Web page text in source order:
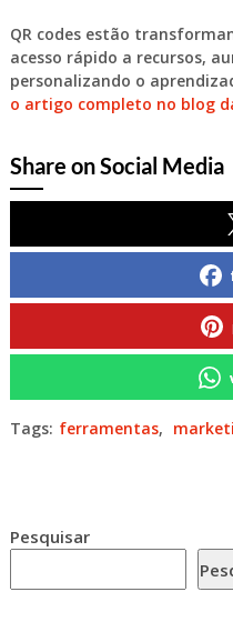
QR codes estão
acesso rápido a recursos,
personalizando o
o artigo completo no blog
Share on Social Media
Tags: ferramentas,
Pesquisar